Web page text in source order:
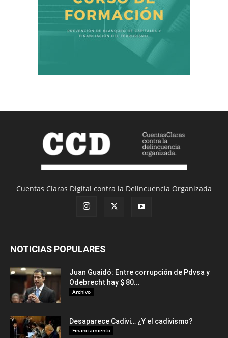
Cuentas Claras Digital contra la Delincuencia Organizada
NOTICIAS POPULARES
Juan Guaidó: Entre corrupción de Pdvsa y
Odebrecht hay $ 80...
Archivo
Desaparece Cadivi… ¿Y el cadivismo?
Financiamiento